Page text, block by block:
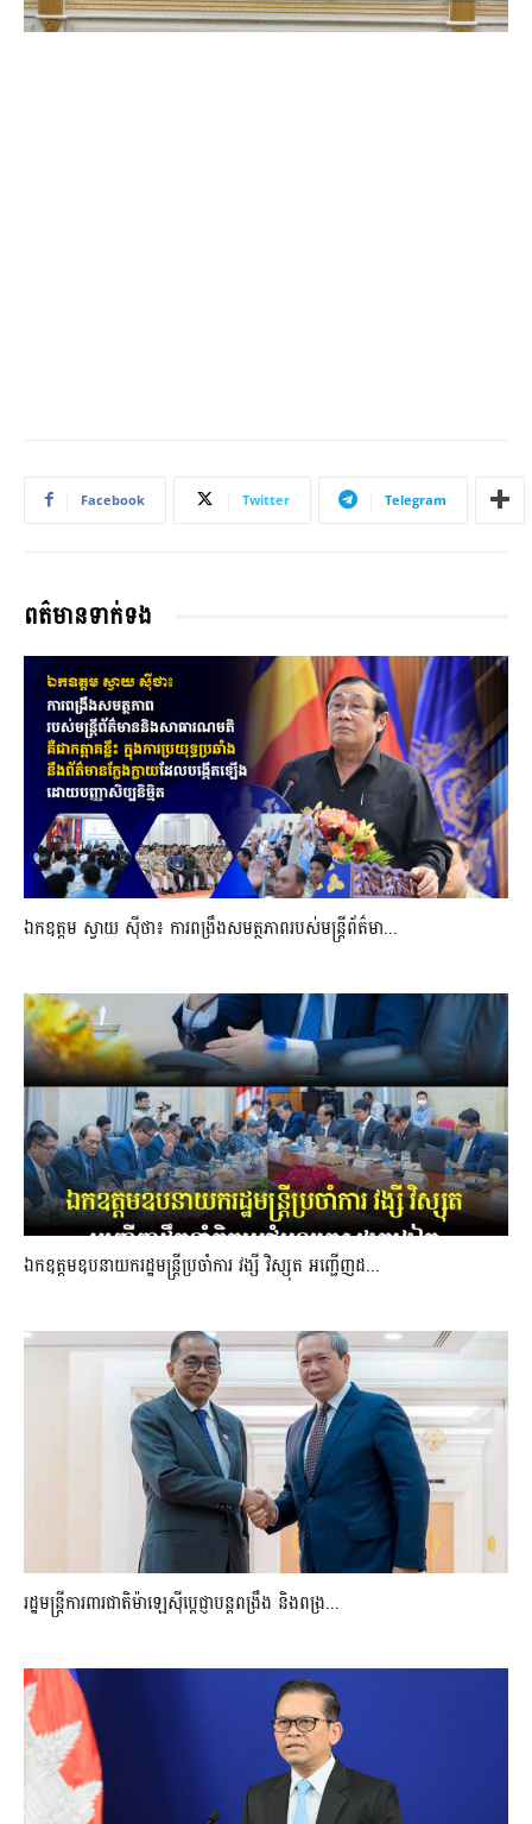
Facebook Twitter Telegram
ពត៌មានទាក់ទង
ឯកឧត្តម ស្វាយ ស៊ីថា៖ ការពង្រឹងសមត្ថភាពរបស់មន្ត្រីព័ត៌មា...
ឯកឧត្តមឧបនាយករដ្ឋមន្រ្តីប្រចាំការ វង្សី វិស្សុត អញ្ជើញដ...
រដ្ឋមន្ត្រីការពារជាតិម៉ាឡេស៊ីប្ដេជ្ញាបន្តពង្រឹង និងពង្រ...